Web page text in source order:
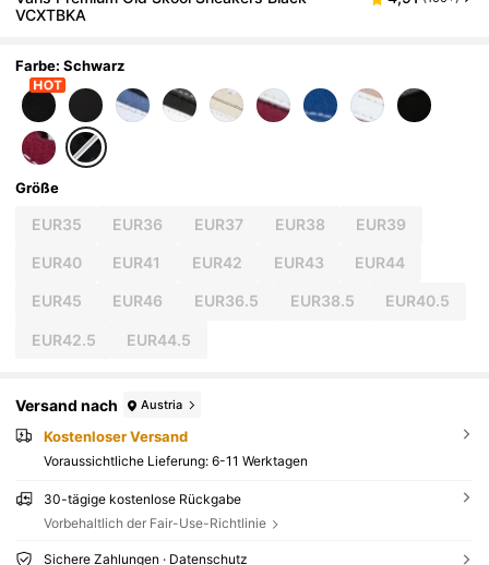
VCXTBKA
Farbe: Schwarz
Größe
EUR35 EUR36 EUR37 EUR38 EUR39
EUR40 EUR41 EUR42 EUR43 EUR44
EUR45 EUR46 EUR36.5 EUR38.5 EUR40.5
EUR42.5 EUR44.5
Versand nach Austria
Kostenloser Versand
Voraussichtliche Lieferung: 6-11 Werktagen
30-tägige kostenlose Rückgabe
Vorbehaltlich der Fair-Use-Richtlinie
Sichere Zahlungen · Datenschutz